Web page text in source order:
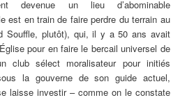
devenue un lieu d’abominable
est en train de faire perdre du terrain au
Souffle, plutôt), qui, il y a 50 ans avait
pour en faire le bercail universel de
club sélect moralisateur pour initiés
la gouverne de son guide actuel,
laisse investir – comme on le constate